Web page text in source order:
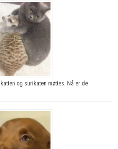
og surikaten møttes. Nå er de